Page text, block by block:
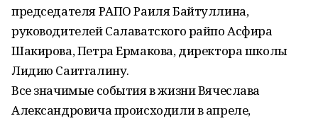
председателя РАПО Раиля Байтуллина,
руководителей Салаватского райпо Асфира
Шакирова, Петра Ермакова, директора школы
Лидию Саитгалину.
Все значимые события в жизни Вячеслава
Александровича происходили в апреле,